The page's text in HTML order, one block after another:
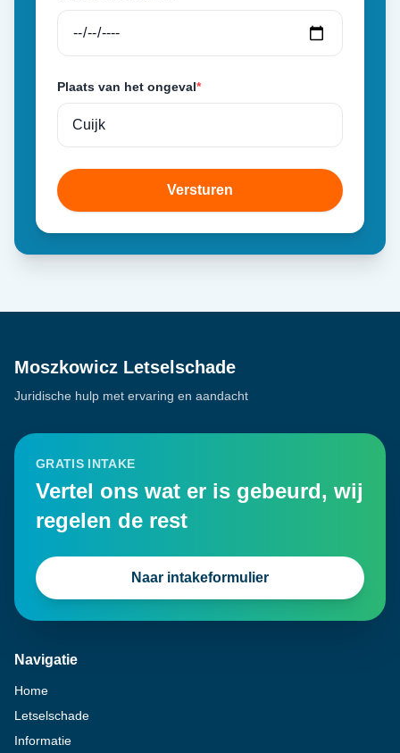
Plaats van het ongeval*
Versturen
Moszkowicz Letselschade
Juridische hulp met ervaring en aandacht
GRATIS INTAKE
Vertel ons wat er is gebeurd, wij
regelen de rest
Naar intakeformulier
Navigatie
Home
Letselschade
Informatie